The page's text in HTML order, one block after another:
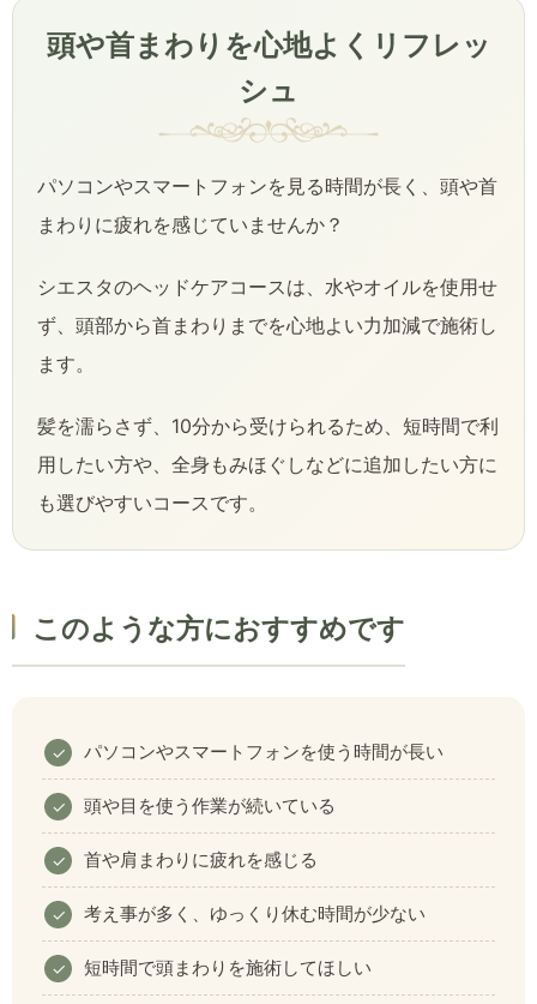
頭や首まわりを心地よくリフレッ
シュ
パソコンやスマートフォンを見る時間が長く、頭や首
まわりに疲れを感じていませんか？
シエスタのヘッドケアコースは、水やオイルを使用せ
ず、頭部から首まわりまでを心地よい力加減で施術し
ます。
髪を濡らさず、10分から受けられるため、短時間で利
用したい方や、全身もみほぐしなどに追加したい方に
も選びやすいコースです。
このような方におすすめです
パソコンやスマートフォンを使う時間が長い
頭や目を使う作業が続いている
首や肩まわりに疲れを感じる
考え事が多く、ゆっくり休む時間が少ない
短時間で頭まわりを施術してほしい